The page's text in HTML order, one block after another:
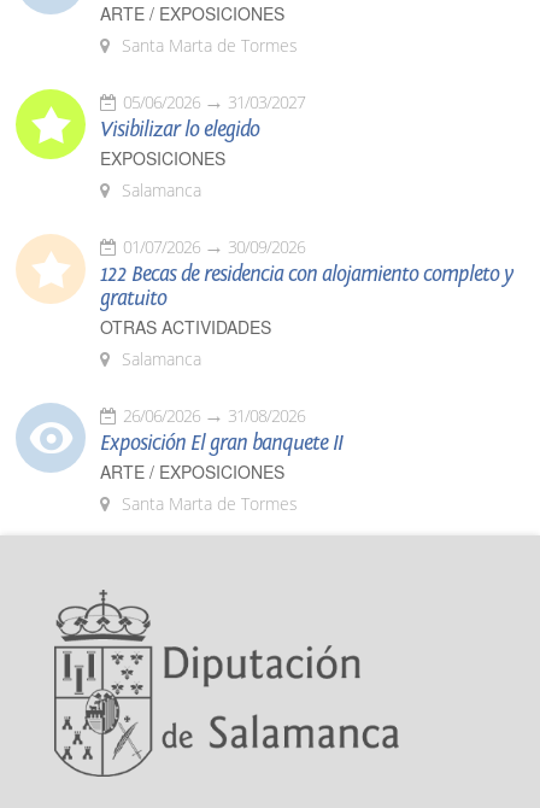
ARTE / EXPOSICIONES
Santa Marta de Tormes
05/06/2026 31/03/2027
Visibilizar lo elegido
EXPOSICIONES
Salamanca
01/07/2026 30/09/2026
122 Becas de residencia con alojamiento completo y
gratuito
OTRAS ACTIVIDADES
Salamanca
26/06/2026 31/08/2026
Exposición El gran banquete II
ARTE / EXPOSICIONES
Santa Marta de Tormes